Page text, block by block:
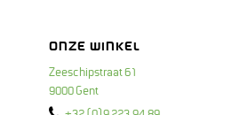
ONZE WINKEL
Zeeschipstraat 61
9000 Gent